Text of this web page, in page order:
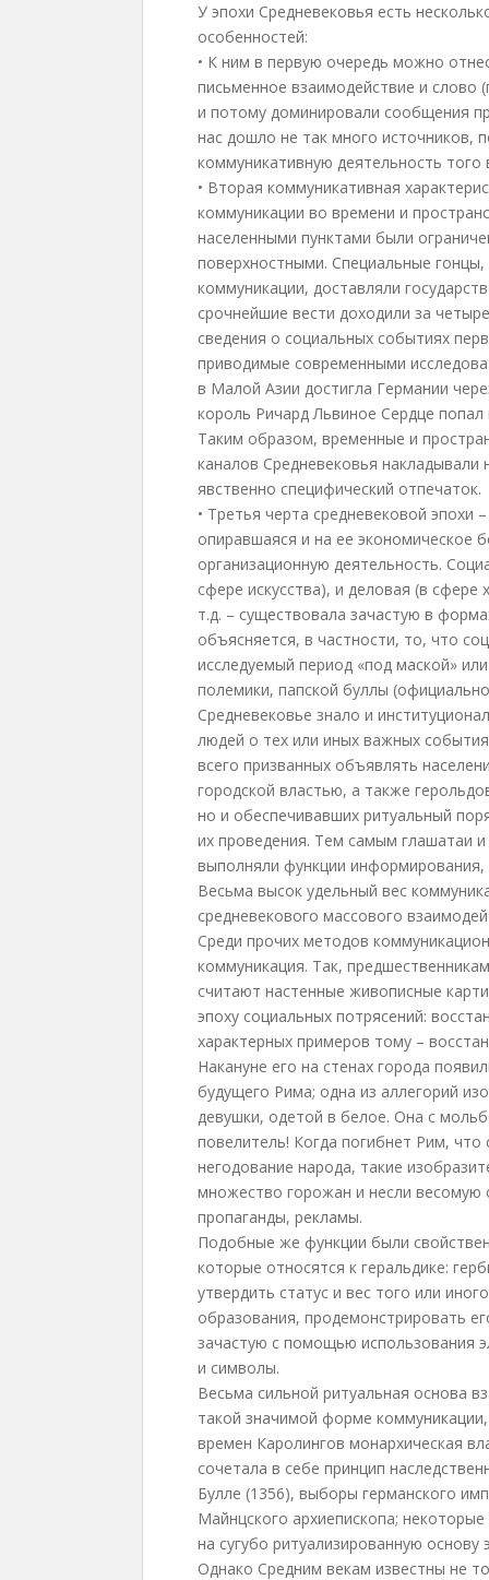
У эпохи Средневековья есть
особенностей:
• К ним в первую очередь можно
письменное взаимодействие и
и потому доминировали сообщения
нас дошло не так много
коммуникативную деятельность того
• Вторая коммуникативная
коммуникации во времени и
населенными пунктами были
поверхностными. Специальные
коммуникации, доставляли
срочнейшие вести доходили за
сведения о социальных событиях
приводимые современными
в Малой Азии достигла Германии
король Ричард Львиное Сердце
Таким образом, временные и
каналов Средневековья
явственно специфический отпечаток.
• Третья черта средневековой эпохи
опиравшаяся и на ее экономическое
организационную деятельность.
сфере искусства), и деловая (в
т.д. – существовала зачастую в
объясняется, в частности, то, что
исследуемый период «под маской»
полемики, папской буллы
Средневековье знало и
людей о тех или иных важных
всего призванных объявлять
городской властью, а также
но и обеспечивавших ритуальный
их проведения. Тем самым глашатаи
выполняли функции
Весьма высок удельный вес
средневекового массового
Среди прочих методов
коммуникация. Так,
считают настенные живописные
эпоху социальных потрясений:
характерных примеров тому –
Накануне его на стенах города
будущего Рима; одна из аллегорий
девушки, одетой в белое. Она с
повелитель! Когда погибнет Рим,
негодование народа, такие
множество горожан и несли весомую
пропаганды, рекламы.
Подобные же функции были
которые относятся к геральдике:
утвердить статус и вес того или
образования, продемонстрировать
зачастую с помощью использования
и символы.
Весьма сильной ритуальная основа
такой значимой форме
времен Каролингов монархическая
сочетала в себе принцип
Булле (1356), выборы германского
Майнцского архиепископа;
на сугубо ритуализированную основу
Однако Средним векам известны не